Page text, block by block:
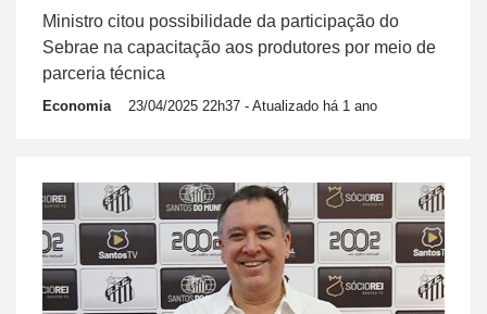
Ministro citou possibilidade da participação do
Sebrae na capacitação aos produtores por meio de
parceria técnica
Economia 23/04/2025 22h37 - Atualizado há 1 ano